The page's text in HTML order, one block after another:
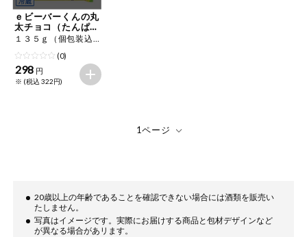
よりすぐり
オーガニック
エシカル
ｅビーバーくんの丸
太チョコ（たんぱく
質、Ｃａ）
１３５ｇ（個包装込み）
(0)
298 円
※ (税込 322円)
20歳以上の年齢であることを確認できない場合には酒類を販売い
たしません。
写真はイメージです。実際にお届けする商品と包材デザインなど
が異なる場合があリます。